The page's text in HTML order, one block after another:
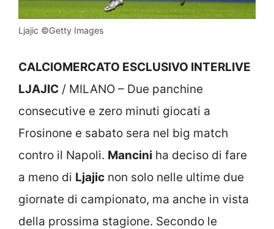
Ljajic ©Getty Images
CALCIOMERCATO ESCLUSIVO INTERLIVE
LJAJIC / MILANO – Due panchine
consecutive e zero minuti giocati a
Frosinone e sabato sera nel big match
contro il Napoli. Mancini ha deciso di fare
a meno di Ljajic non solo nelle ultime due
giornate di campionato, ma anche in vista
della prossima stagione. Secondo le